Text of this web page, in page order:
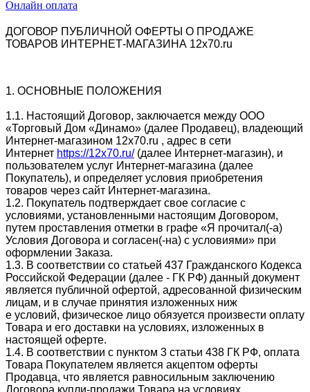
Онлайн оплата
ДОГОВОР ПУБЛИЧНОЙ ОФЕРТЫ О ПРОДАЖЕ
ТОВАРОВ ИНТЕРНЕТ-МАГАЗИНА 12x70.ru
1. ОСНОВНЫЕ ПОЛОЖЕНИЯ
1.1. Настоящий Договор, заключается между ООО
«Торговый Дом «Динамо» (далее Продавец), владеющий
Интернет-магазином 12x70.ru , адрес в сети
Интернет https://12x70.ru/(далее Интернет-магазин), и
пользователем услуг Интернет-магазина (далее
Покупатель), и определяет условия приобретения
товаров через сайт Интернет-магазина.
1.2. Покупатель подтверждает свое согласие с
условиями, установленными настоящим Договором,
путем проставления отметки в графе «Я прочитал(-а)
Условия Договора и согласен(-на) с условиями» при
оформлении Заказа.
1.3. В соответствии со статьей 437 Гражданского Кодекса
Российской Федерации (далее - ГК РФ) данный документ
является публичной офертой, адресованной физическим
лицам, и в случае принятия изложенных ниж
е условий, физическое лицо обязуется произвести оплату
Товара и его доставки на условиях, изложенных в
настоящей оферте.
1.4. В соответствии с пунктом 3 статьи 438 ГК РФ, оплата
Товара Покупателем является акцептом оферты
Продавца, что является равносильным заключению
Договора купли-продажи Товара на условиях,